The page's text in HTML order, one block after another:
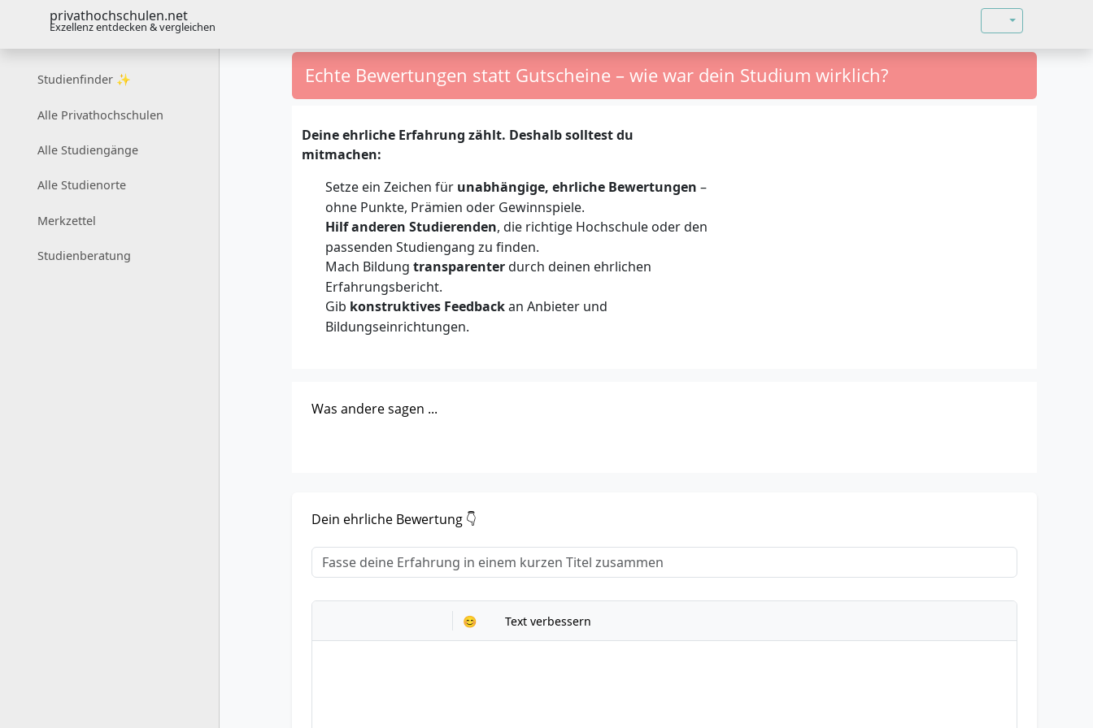
privathochschulen.net
Exzellenz entdecken & vergleichen
Sprache
Studienfinder ✨
Alle Privathochschulen
Alle Studiengänge
Alle Studienorte
Merkzettel
Studienberatung
Echte Bewertungen statt Gutscheine – wie war dein Studium wirklich?
Deine ehrliche Erfahrung zählt. Deshalb solltest du
mitmachen:
Setze ein Zeichen für unabhängige, ehrliche Bewertungen –
ohne Punkte, Prämien oder Gewinnspiele.
Hilf anderen Studierenden, die richtige Hochschule oder den
passenden Studiengang zu finden.
Mach Bildung transparenterdurch deinen ehrlichen
Erfahrungsbericht.
Gib konstruktives Feedbackan Anbieter und
Bildungseinrichtungen.
Was andere sagen ...
Dein ehrliche Bewertung 👇
Titel*
Dein Erfahrungsbericht*
😊 Text verbessern